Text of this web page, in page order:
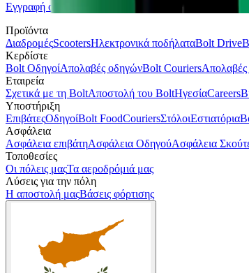
Εγγραφή οδηγού
Προϊόντα
ΔιαδρομέςScootersΗλεκτρονικά ποδήλαταBolt Drive
Κερδίστε
Bolt ΟδηγοίΑπολαβές οδηγώνBolt CouriersΑπολαβές
Εταιρεία
Σχετικά με τη BoltΑποστολή του BoltΗγεσίαCareers
Υποστήριξη
ΕπιβάτεςΟδηγοίBolt FoodCouriersΣτόλοιΕστιατόρια
Ασφάλεια
Ασφάλεια επιβάτηΑσφάλεια ΟδηγούΑσφάλεια
Τοποθεσίες
Οι πόλεις μαςΤα αεροδρόμιά μας
Λύσεις για την πόλη
Η αποστολή μαςΒάσεις φόρτισης